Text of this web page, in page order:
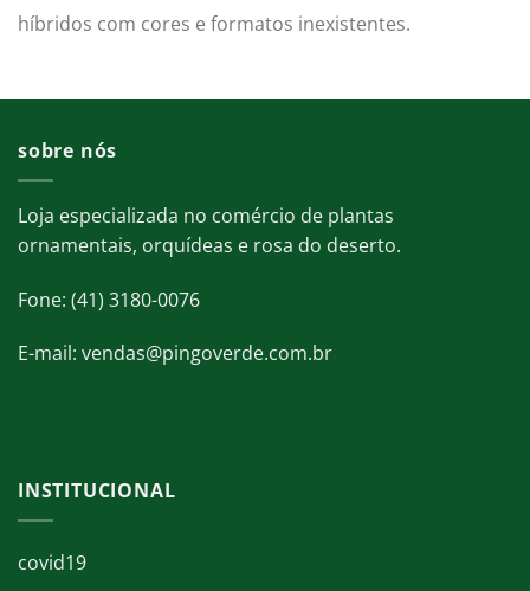
híbridos com cores e formatos inexistentes.
sobre nós
Loja especializada no comércio de plantas
ornamentais, orquídeas e rosa do deserto.
Fone: (41) 3180-0076
E-mail: vendas@pingoverde.com.br
INSTITUCIONAL
covid19